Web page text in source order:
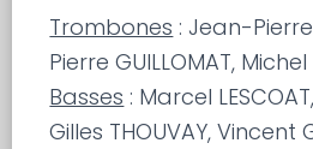
Trombones : Jean-
Pierre GUILLOMAT,
Basses : Marcel
Gilles THOUVAY, Vincent